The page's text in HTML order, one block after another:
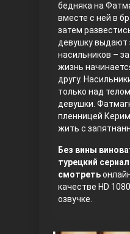
Три
Ветреный
бедняка на
вместе с ней в
затем
девушку выдают
насильников –
жизнь
другу.
только над
девушки.
пленницей
жить с
Без вины
турецкий
смотреть
качестве HD
озвучке.